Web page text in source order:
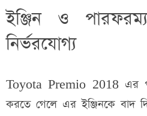
ইঞ্জিন ও
নির্ভরযোগ্য
Toyota Premio 2018 এর
করতে গেলে এর ইঞ্জিনকে বাদ